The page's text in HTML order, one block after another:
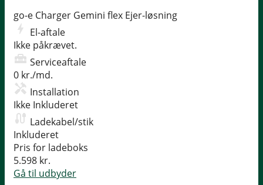
go-e Charger Gemini flex Ejer-løsning
El-aftale
Ikke påkrævet.
Serviceaftale
0 kr./md.
Installation
Ikke Inkluderet
Ladekabel/stik
Inkluderet
Pris for ladeboks
5.598 kr.
Gå til udbyder